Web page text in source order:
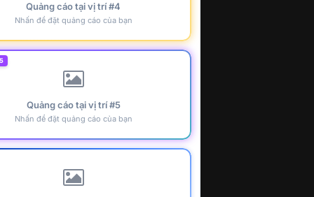
Quảng cáo tại vị trí #4
Nhấn để đặt quảng cáo của bạn
Quảng cáo tại vị trí #5
Nhấn để đặt quảng cáo của bạn